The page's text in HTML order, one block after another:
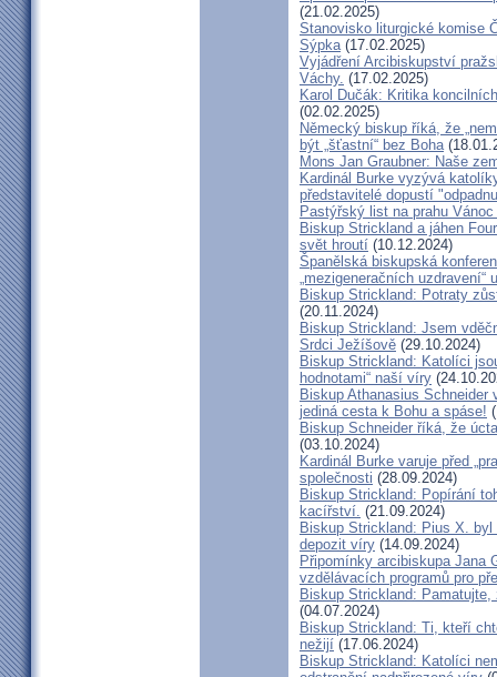
(21.02.2025)
Stanovisko liturgické komise
Sýpka(17.02.2025)
Vyjádření Arcibiskupství
Váchy. (17.02.2025)
Karol Dučák: Kritika
(02.02.2025)
Německý biskup říká, že
být „šťastní“ bez Boha
Mons Jan Graubner: Naše
Kardinál Burke vyzývá
představitelé dopustí
Pastýřský list na prahu
Biskup Strickland a jáhen
svět hroutí (10.12.2024)
Španělská biskupská
„mezigeneračních
Biskup Strickland: Potraty
(20.11.2024)
Biskup Strickland: Jsem
Srdci Ježíšově (29.10.2024)
Biskup Strickland: Katolíci
hodnotami“ naší víry
Biskup Athanasius
jediná cesta k Bohu a spáse!
Biskup Schneider říká, že
(03.10.2024)
Kardinál Burke varuje před
společnosti (28.09.2024)
Biskup Strickland: Popírání
kacířství. (21.09.2024)
Biskup Strickland: Pius X.
depozit víry (14.09.2024)
Připomínky arcibiskupa Jana
vzdělávacích programů pro
Biskup Strickland:
(04.07.2024)
Biskup Strickland: Ti, kteří
nežijí (17.06.2024)
Biskup Strickland: Katolíci